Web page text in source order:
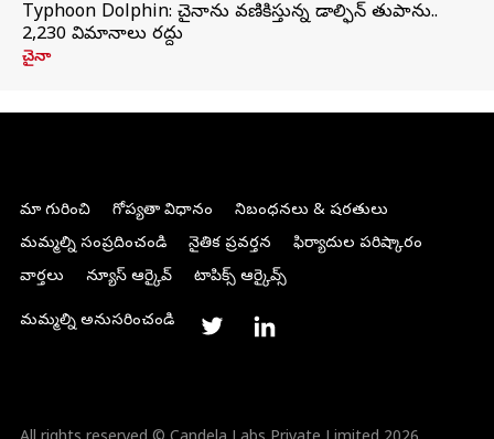
Typhoon Dolphin: చైనాను వణికిస్తున్న డాల్ఫిన్‌ తుపాను..
2,230 విమానాలు రద్దు
చైనా
మా గురించి గోప్యతా విధానం
నిబంధనలు & షరతులు
మమ్మల్ని సంప్రదించండి
నైతిక ప్రవర్తన
ఫిర్యాదుల పరిష్కారం
వార్తలు
న్యూస్ ఆర్కైవ్ టాపిక్స్ ఆర్కైవ్స్
మమ్మల్ని అనుసరించండి